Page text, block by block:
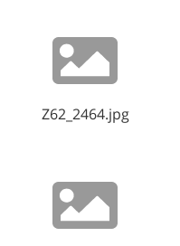
Z62_2464.jpg